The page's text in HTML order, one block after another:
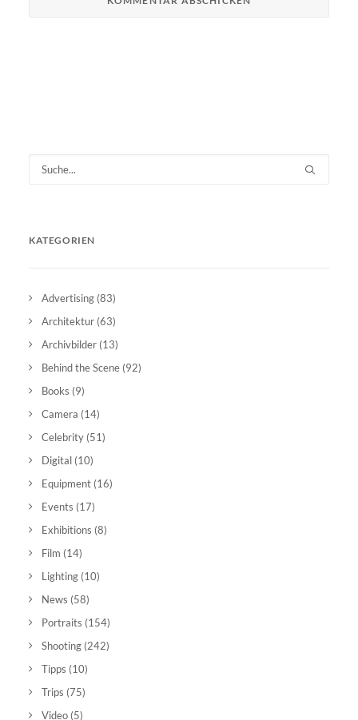
KATEGORIEN
Advertising (83)
Architektur (63)
Archivbilder (13)
Behind the Scene (92)
Books (9)
Camera (14)
Celebrity (51)
Digital (10)
Equipment (16)
Events (17)
Exhibitions (8)
Film (14)
Lighting (10)
News (58)
Portraits (154)
Shooting (242)
Tipps (10)
Trips (75)
Video (5)